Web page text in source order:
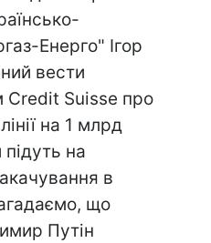
Енерго" Ігор
вести
Credit Suisse про
на 1 млрд
на
в
що
Путін